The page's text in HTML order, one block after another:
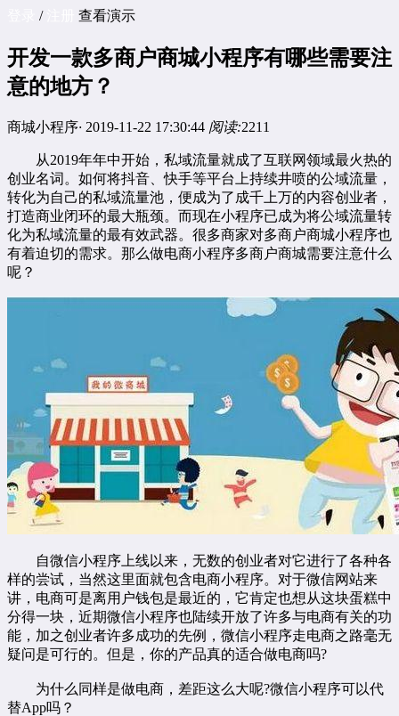
/注册 查看演示
开发一款多商户商城小程序有哪些需要注
意的地方？
商城小程序· 2019-11-22 17:30:44 阅读:2211
从2019年年中开始，私域流量就成了互联网领域最火热的
创业名词。如何将抖音、快手等平台上持续井喷的公域流量，
转化为自己的私域流量池，便成为了成千上万的内容创业者，
打造商业闭环的最大瓶颈。而现在小程序已成为将公域流量转
化为私域流量的最有效武器。很多商家对多商户商城小程序也
有着迫切的需求。那么做电商小程序多商户商城需要注意什么
呢？
自微信小程序上线以来，无数的创业者对它进行了各种各
样的尝试，当然这里面就包含电商小程序。对于微信网站来
讲，电商可是离用户钱包是最近的，它肯定也想从这块蛋糕中
分得一块，近期微信小程序也陆续开放了许多与电商有关的功
能，加之创业者许多成功的先例，微信小程序走电商之路毫无
疑问是可行的。但是，你的产品真的适合做电商吗?
为什么同样是做电商，差距这么大呢?微信小程序可以代
替App吗？